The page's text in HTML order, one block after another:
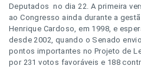
Deputados no dia 22. A primeira
ao Congresso ainda durante a
Henrique Cardoso, em 1998, e
desde 2002, quando o Senado
pontos importantes no Projeto de
por 231 votos favoráveis e 188